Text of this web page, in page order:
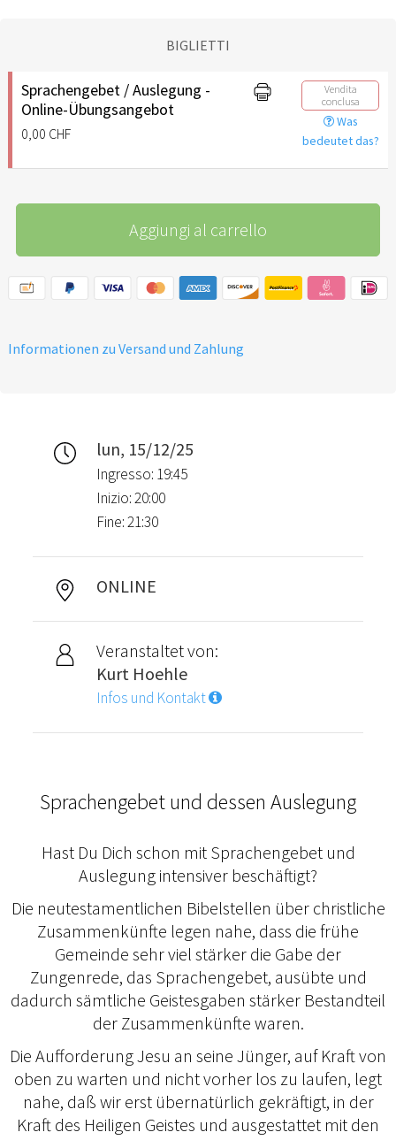
BIGLIETTI
Sprachengebet / Auslegung -
Online-Übungsangebot
0,00 CHF
Vendita
conclusa
Was
bedeutet das?
Aggiungi al carrello
Informationen zu Versand und Zahlung
lun, 15/12/25
Ingresso: 19:45
Inizio: 20:00
Fine: 21:30
ONLINE
Veranstaltet von:
Kurt Hoehle
Infos und Kontakt
Sprachengebet und dessen Auslegung
Hast Du Dich schon mit Sprachengebet und
Auslegung intensiver beschäftigt?
Die neutestamentlichen Bibelstellen über christliche
Zusammenkünfte legen nahe, dass die frühe
Gemeinde sehr viel stärker die Gabe der
Zungenrede, das Sprachengebet, ausübte und
dadurch sämtliche Geistesgaben stärker Bestandteil
der Zusammenkünfte waren.
Die Aufforderung Jesu an seine Jünger, auf Kraft von
oben zu warten und nicht vorher los zu laufen, legt
nahe, daß wir erst übernatürlich gekräftigt, in der
Kraft des Heiligen Geistes und ausgestattet mit den